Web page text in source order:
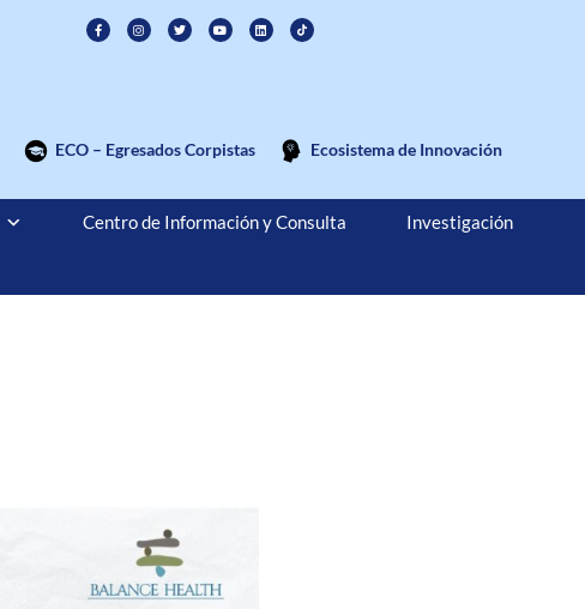
ECO – Egresados Corpistas Ecosistema de Innovación
Centro de Información y Consulta Investigación